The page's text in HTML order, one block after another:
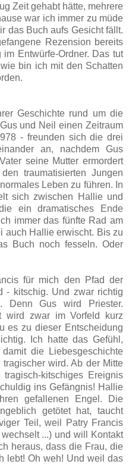
Zeit gehabt hätte, mehrere
war ich immer zu müde
das Buch aufs Gesicht fällt.
Rezension bereits
Entwürfe-Ordner. Das tut
bin ich mit den Schatten
Geschichte rund um die
und Neil einen Zeitraum
- freunden sich die drei
an, nachdem Gus
seine Mutter ermordert
traumatisierten Jungen
Leben zu führen. In
sich zwischen Hallie und
ein dramatisches Ende
immer das fünfte Rad am
auch Hallie erwischt. Bis zu
Buch noch fesseln. Oder
für mich den Pfad der
- kitschig. Und zwar richtig
Denn Gus wird Priester.
wird zwar im Vorfeld kurz
es zu dieser Entscheidung
Ich hatte das Gefühl,
die Liebesgeschichte
wird. Ab der Mitte
kitschiges Ereignis
ins Gefängnis! Hallie
gefallenen Engel. Die
getötet hat, taucht
Teil, weil Patry Francis
...) und will Kontakt
heraus, dass die Frau, die
lebt! Oh weh! Und weil das